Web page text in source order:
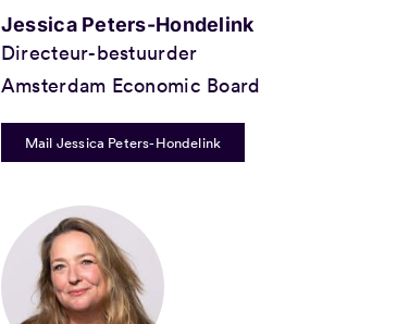
Jessica Peters-Hondelink
Directeur-bestuurder
Amsterdam Economic Board
Mail Jessica Peters-Hondelink